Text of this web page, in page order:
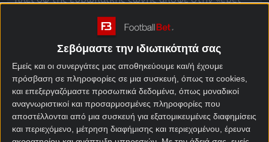
Σεβόμαστε την ιδιωτικότητά σας
Εμείς και οι συνεργάτες μας αποθηκεύουμε και/ή έχουμε
πρόσβαση σε πληροφορίες σε μια συσκευή, όπως τα cookies,
και επεξεργαζόμαστε προσωπικά δεδομένα, όπως μοναδικοί
αναγνωριστικοί και προσαρμοσμένες πληροφορίες που
αποστέλλονται από μια συσκευή για εξατομικευμένες διαφημίσεις
και περιεχόμενο, μέτρηση διαφήμισης και περιεχομένου, έρευνα
Οι Τσέχοι έκαναν τη μεγάλη ανατροπή απέναντι
στην Ιρλανδία, καθώς βρέθηκαν πίσω στο σκορ με
2-0, όμως βρήκαν τον τρόπο και μείωσαν γρήγορα
το σκορ, για να ισοφαρίσουν λίγο πριν από το
φινάλε. Έτσι το ζευγάρι οδηγήθηκε στα πέναλτι,
όπου ο Πάτρικ Σικ και η παρέα του πήραν μια
μεγαλειώδη πρόκριση που τους έφερε απέναντι στη
Δανία.